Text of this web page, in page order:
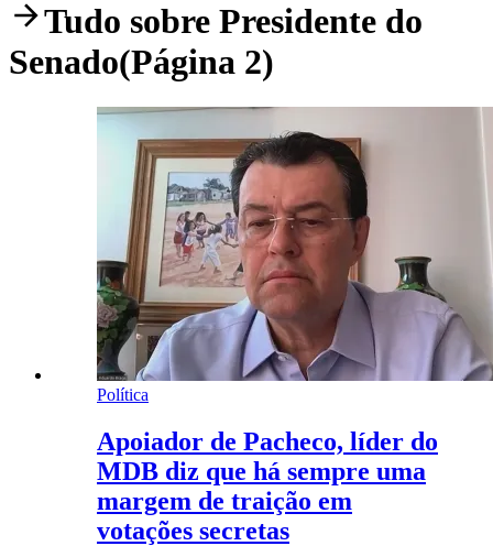
Tudo sobre Presidente do
Senado(Página 2)
Política
Apoiador de Pacheco, líder do
MDB diz que há sempre uma
margem de traição em
votações secretas